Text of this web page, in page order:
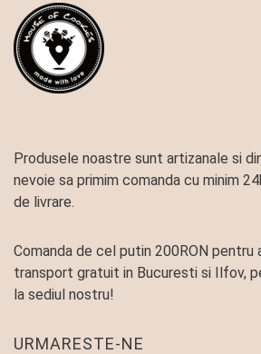
Produsele noastre sunt artizanale si
nevoie sa primim comanda cu minim
de livrare.
Comanda de cel putin 200RON pentru
transport gratuit in Bucuresti si Ilfov,
la sediul nostru!
URMARESTE-NE